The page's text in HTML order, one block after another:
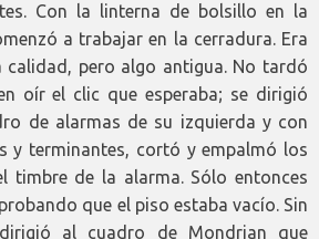
Con la linterna de bolsillo en la
a trabajar en la cerradura. Era
calidad, pero algo antigua. No tardó
oír el clic que esperaba; se dirigió
de alarmas de su izquierda y con
y terminantes, cortó y empalmó los
timbre de la alarma. Sólo entonces
que el piso estaba vacío. Sin
al cuadro de Mondrian que